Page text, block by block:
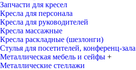
Запчасти для кресел
Кресла для персонала
Кресла для руководителей
Кресла массажные
Кресла раскладные (шезлонги)
Стулья для посетителей, конференц-зала
Металлическая мебель и сейфы +
Металлические стеллажи